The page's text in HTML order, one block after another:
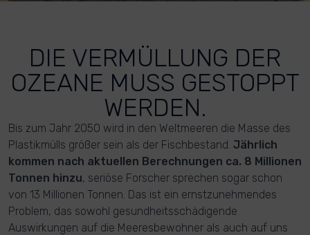
DIE VERMÜLLUNG DER
OZEANE MUSS GESTOPPT
WERDEN.
Bis zum Jahr 2050 wird in den Weltmeeren die Masse des
Plastikmülls größer sein als der Fischbestand. Jährlich
kommen nach aktuellen Berechnungen ca. 8 Millionen
Tonnen hinzu, seriöse Forscher sprechen sogar schon
von 13 Millionen Tonnen. Das ist ein ernstzunehmendes
Problem, das sowohl gesundheitsschädigende
Auswirkungen auf die Meeresbewohner als auch auf uns